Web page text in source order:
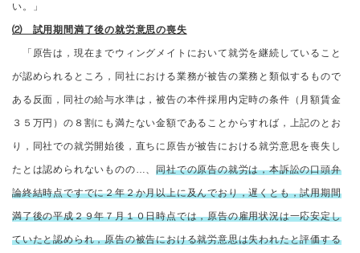
い。」
⑵ 試用期間満了後の就労意思の喪失
「原告は，現在までウィングメイトにおいて就労を継続していること
が認められるところ，同社における業務が被告の業務と類似するもので
ある反面，同社の給与水準は，被告の本件採用内定時の条件（月額賃金
３５万円）の８割にも満たない金額であることからすれば，上記のとお
り，同社での就労開始後，直ちに原告が被告における就労意思を喪失し
たとは認められないものの…、同社での原告の就労は，本訴訟の口頭弁
論終結時点ですでに２年２か月以上に及んでおり，遅くとも，試用期間
満了後の平成２９年７月１０日時点では，原告の雇用状況は一応安定し
ていたと認められ，原告の被告における就労意思は失われたと評価する